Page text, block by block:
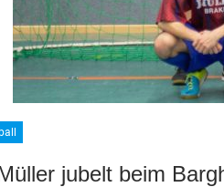
jubelt beim